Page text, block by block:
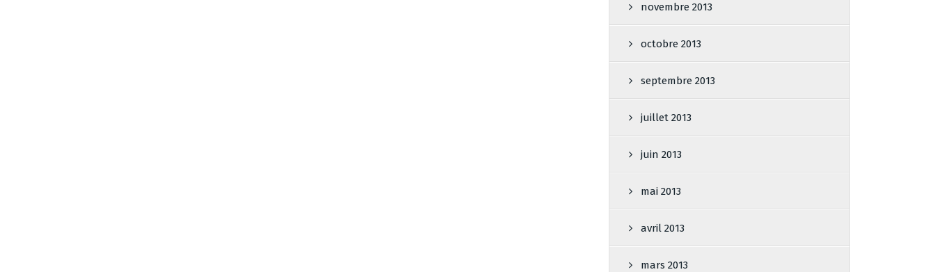
novembre 2013
octobre 2013
septembre 2013
juillet 2013
juin 2013
mai 2013
avril 2013
mars 2013